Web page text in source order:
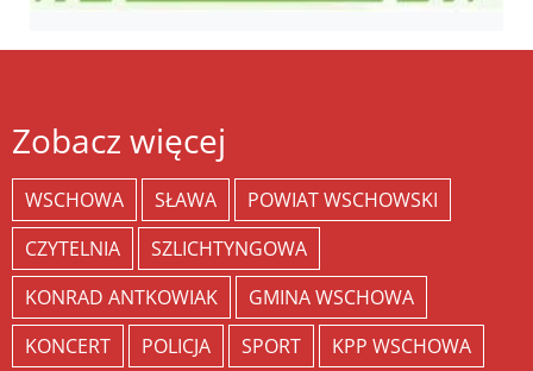
Zobacz więcej
WSCHOWA SŁAWA
POWIAT WSCHOWSKI
CZYTELNIA
SZLICHTYNGOWA
KONRAD ANTKOWIAK
GMINA WSCHOWA
KONCERT
POLICJA SPORT
KPP WSCHOWA